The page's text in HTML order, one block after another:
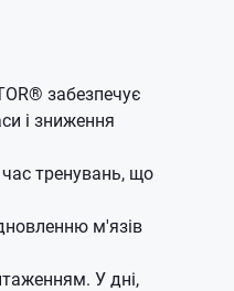
забезпечує
і зниження
час тренувань, що
м'язів
У дні,